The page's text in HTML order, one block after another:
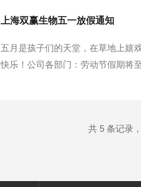
上海双赢生物五一放假通知
五月是孩子们的天堂，在草地上嬉
快乐！公司各部门：劳动节假期将
共 5 条记录